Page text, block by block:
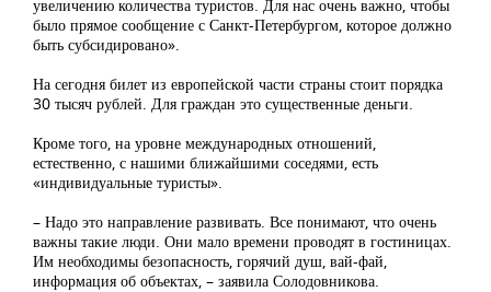
увеличению количества туристов. Для нас очень важно, чтобы
было прямое сообщение с Санкт-Петербургом, которое должно
быть субсидировано».
На сегодня билет из европейской части страны стоит порядка
30 тысяч рублей. Для граждан это существенные деньги.
Кроме того, на уровне международных отношений,
естественно, с нашими ближайшими соседями, есть
«индивидуальные туристы».
– Надо это направление развивать. Все понимают, что очень
важны такие люди. Они мало времени проводят в гостиницах.
Им необходимы безопасность, горячий душ, вай-фай,
информация об объектах, – заявила Солодовникова.